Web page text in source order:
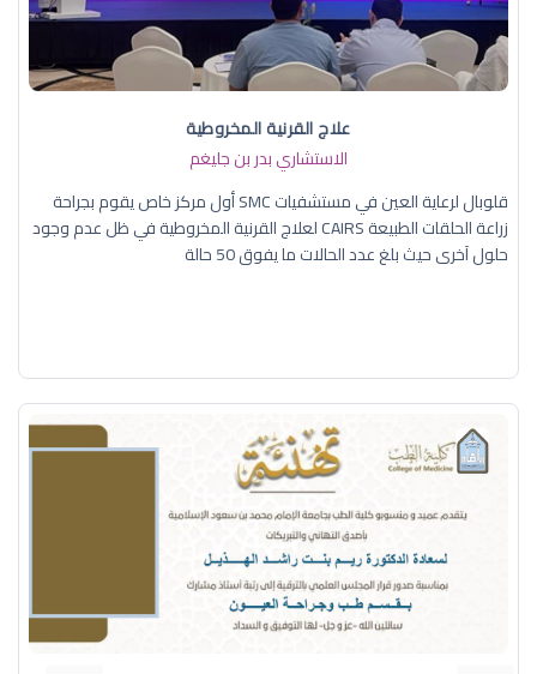
علاج القرنية المخروطية
الاستشاري بدر بن جليغم
قلوبال لرعاية العين في مستشفيات SMC أول مركز خاص يقوم بجراحة
زراعة الحلقات الطبيعة CAIRS لعلاج القرنية المخروطية في ظل عدم وجود
حلول آخرى حيث بلغ عدد الحالات ما يفوق 50 حالة